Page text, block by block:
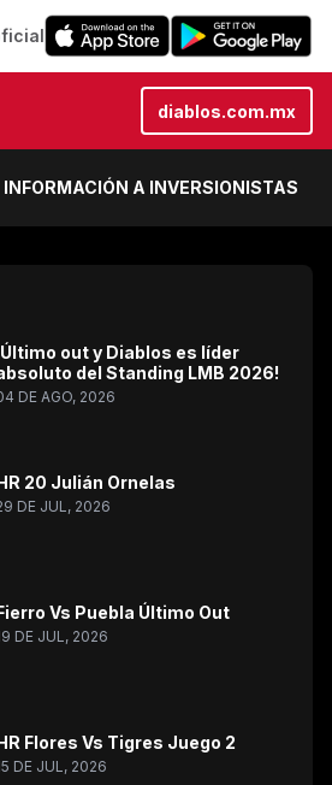
diablos.com.mx
INFORMACIÓN A INVERSIONISTAS
out y Diablos es líder
del Standing LMB 2026!
DE AGO, 2026
20 Julián Ornelas
DE JUL, 2026
Vs Puebla Último Out
DE JUL, 2026
Flores Vs Tigres Juego 2
DE JUL, 2026